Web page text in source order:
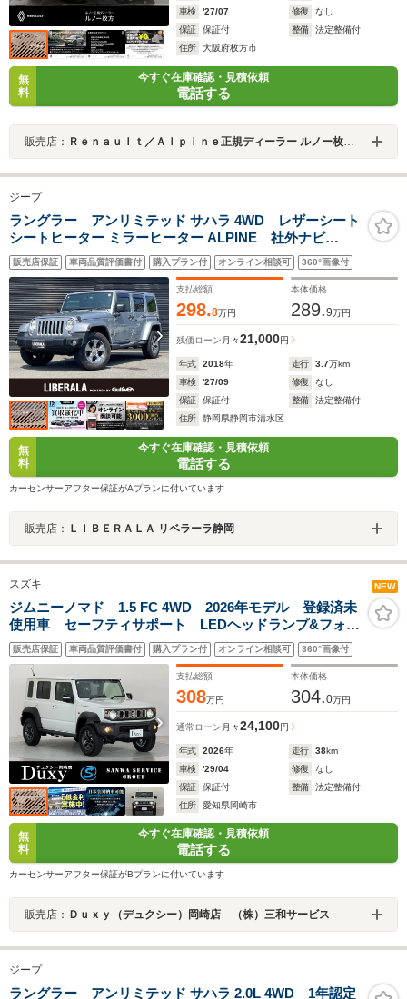
車検
'27/07 修復
なし
保証
保証付 整備
法定整備付
住所
大阪府枚方市
無
料
今すぐ在庫確認・見積依頼
電話する
販売店： Ｒｅｎａｕｌｔ／Ａｌｐｉｎｅ正規ディーラー ルノー枚方・アルピーヌポイント枚方
ジープ
ラングラー アンリミテッド サハラ 4WD レザーシート
シートヒーター ミラーヒーター ALPINE 社外ナビ
(Bluetooth/CD/DVD/USB/フルセグ) クルーズコントロー
ル 横滑り防止装置 盗難防止装置 オートライト 純正ドア
バイザー 純正フロアマット バックカメラ
販売店保証 車両品質評価書付 購入プラン付 オンライン相談可 360°画像付
支払総額
298.8万円
本体価格
289.9万円
残価ローン 月々21,000円
年式 2018年 走行 3.7万km
車検
'27/09 修復
なし
保証
保証付 整備
法定整備付
住所
静岡県静岡市清水区
無
料
今すぐ在庫確認・見積依頼
電話する
カーセンサーアフター保証がAプランに付いています
販売店： ＬＩＢＥＲＡＬＡ リベラーラ静岡
スズキ NEW
ジムニーノマド 1.5 FC 4WD 2026年モデル 登録済未
使用車 セーフティサポート LEDヘッドランプ&フォグ
ランプ 本革巻きステアリング オートエアコン 撥水
加工シート 背面タイヤカバー 15インチアルミホイー
ル パーキングセンサー
販売店保証 車両品質評価書付 購入プラン付 オンライン相談可 360°画像付
支払総額
308万円
本体価格
304.0万円
通常ローン 月々24,100円
年式 2026年 走行 38km
車検
'29/04 修復
なし
保証
保証付 整備
法定整備付
住所
愛知県岡崎市
無
料
今すぐ在庫確認・見積依頼
電話する
カーセンサーアフター保証がBプランに付いています
販売店： Ｄｕｘｙ（デュクシー）岡崎店 （株）三和サービス
ジープ
ラングラー アンリミテッド サハラ 2.0L 4WD 1年認定